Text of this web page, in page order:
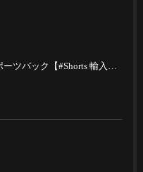
アウディRS3スポーツバック【#Shorts 輸入車の買取はK‘s Japan】Youtubeショート動画UPしました。